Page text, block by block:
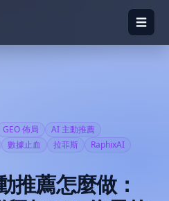
☰開啟
GEO 佈局
AI 主動推薦
數據止血 拉菲斯
RaphixAI
推薦怎麼做：